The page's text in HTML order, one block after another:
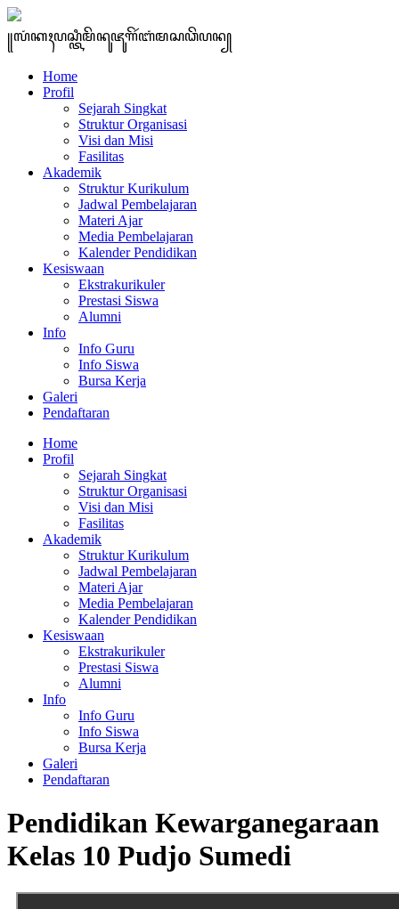
꧋ꦭꦁꦏꦃꦥꦱ꧀ꦠꦶꦩꦼꦤꦸꦗꦸꦒꦼꦂꦧꦁꦩꦱꦣꦼꦥꦤ꧀
Home
Profil
Sejarah Singkat
Struktur Organisasi
Visi dan Misi
Fasilitas
Akademik
Struktur Kurikulum
Jadwal Pembelajaran
Materi Ajar
Media Pembelajaran
Kalender Pendidikan
Kesiswaan
Ekstrakurikuler
Prestasi Siswa
Alumni
Info
Info Guru
Info Siswa
Bursa Kerja
Galeri
Pendaftaran
Home
Profil
Sejarah Singkat
Struktur Organisasi
Visi dan Misi
Fasilitas
Akademik
Struktur Kurikulum
Jadwal Pembelajaran
Materi Ajar
Media Pembelajaran
Kalender Pendidikan
Kesiswaan
Ekstrakurikuler
Prestasi Siswa
Alumni
Info
Info Guru
Info Siswa
Bursa Kerja
Galeri
Pendaftaran
Pendidikan Kewarganegaraan
Kelas 10 Pudjo Sumedi